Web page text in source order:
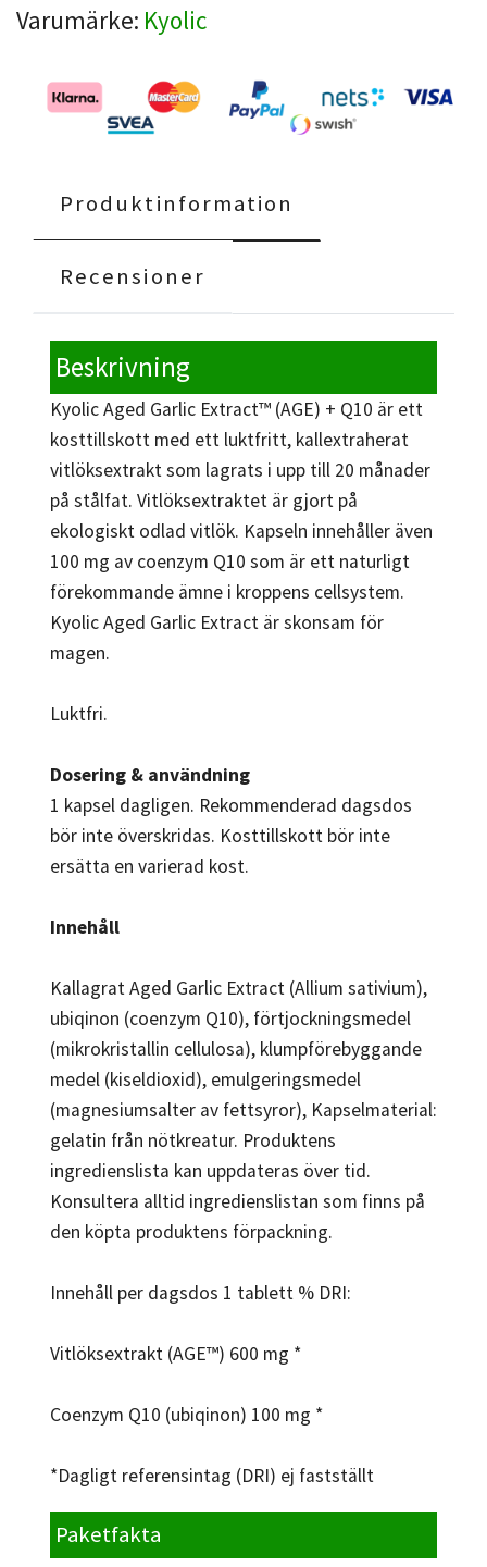
Varumärke: Kyolic
Produktinformation
Recensioner
Beskrivning
Kyolic Aged Garlic Extract™ (AGE) + Q10 är ett
kosttillskott med ett luktfritt, kallextraherat
vitlöksextrakt som lagrats i upp till 20 månader
på stålfat. Vitlöksextraktet är gjort på
ekologiskt odlad vitlök. Kapseln innehåller även
100 mg av coenzym Q10 som är ett naturligt
förekommande ämne i kroppens cellsystem.
Kyolic Aged Garlic Extract är skonsam för
magen.
Luktfri.
Dosering & användning
1 kapsel dagligen. Rekommenderad dagsdos
bör inte överskridas. Kosttillskott bör inte
ersätta en varierad kost.
Innehåll
Kallagrat Aged Garlic Extract (Allium sativium),
ubiqinon (coenzym Q10), förtjockningsmedel
(mikrokristallin cellulosa), klumpförebyggande
medel (kiseldioxid), emulgeringsmedel
(magnesiumsalter av fettsyror), Kapselmaterial:
gelatin från nötkreatur. Produktens
ingredienslista kan uppdateras över tid.
Konsultera alltid ingredienslistan som finns på
den köpta produktens förpackning.
Innehåll per dagsdos 1 tablett % DRI:
Vitlöksextrakt (AGE™) 600 mg *
Coenzym Q10 (ubiqinon) 100 mg *
*Dagligt referensintag (DRI) ej fastställt
Paketfakta